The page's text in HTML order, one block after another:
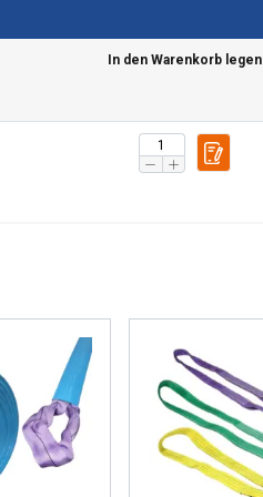
In den Warenkorb legen
i